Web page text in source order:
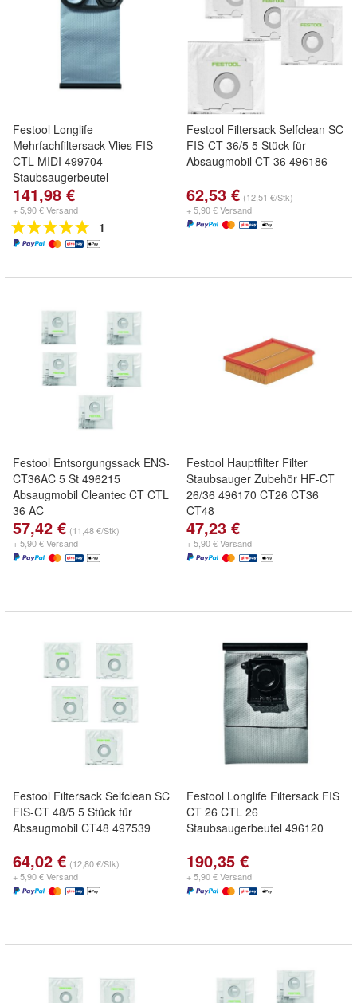
Festool Longlife
Mehrfachfiltersack Vlies FIS
CTL MIDI 499704
Staubsaugerbeutel
141,98 €
+ 5,90 € Versand
1
Festool Filtersack Selfclean SC
FIS-CT 36/5 5 Stück für
Absaugmobil CT 36 496186
62,53 € (12,51 €/Stk)
+ 5,90 € Versand
Festool Entsorgungssack ENS-
CT36AC 5 St 496215
Absaugmobil Cleantec CT CTL
36 AC
57,42 € (11,48 €/Stk)
+ 5,90 € Versand
Festool Hauptfilter Filter
Staubsauger Zubehör HF-CT
26/36 496170 CT26 CT36
CT48
47,23 €
+ 5,90 € Versand
Festool Filtersack Selfclean SC
FIS-CT 48/5 5 Stück für
Absaugmobil CT48 497539
64,02 € (12,80 €/Stk)
+ 5,90 € Versand
Festool Longlife Filtersack FIS
CT 26 CTL 26
Staubsaugerbeutel 496120
190,35 €
+ 5,90 € Versand